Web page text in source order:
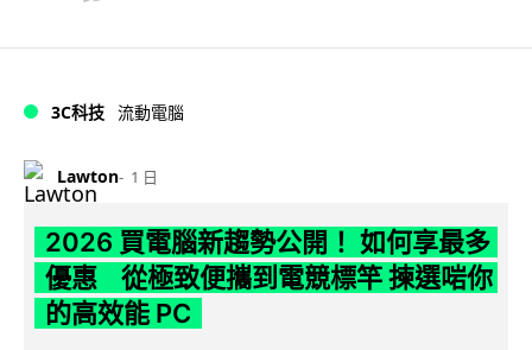
3C科技 流動電腦
Lawton 1 日
2026 買電腦新趨勢公開！ 如何享最多
優惠 從極致便攜到電競標竿 揀選啱你
的高效能 PC